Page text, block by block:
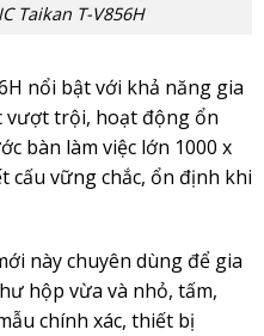
Taikan T-V856H
nổi bật với khả năng gia
vượt trội, hoạt động ổn
bàn làm việc lớn 1000 x
cấu vững chắc, ổn định khi
này chuyên dùng để gia
hộp vừa và nhỏ, tấm,
chính xác, thiết bị